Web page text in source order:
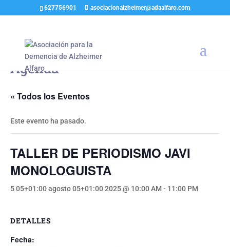
627756901 asociacionalzheimer@adaalfaro.com
Agenda
« Todos los Eventos
Este evento ha pasado.
TALLER DE PERIODISMO JAVI
MONOLOGUISTA
5 05+01:00 agosto 05+01:00 2025 @ 10:00 AM- 11:00 PM
DETALLES
Fecha: